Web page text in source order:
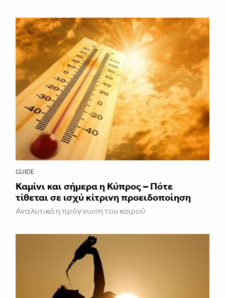
GUIDE
Καμίνι και σήμερα η Κύπρος – Πότε
τίθεται σε ισχύ κίτρινη προειδοποίηση
Αναλυτικά η πρόγνωση του καιρού